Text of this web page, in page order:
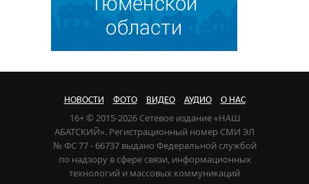
НОВОСТИ ФОТО ВИДЕО АУДИО О НАС
16+ © 2015-2026 Сетевое издание «НАШ
АБАТСКИЙ». Регистрационный номер СМИ ЭЛ
№ ФС 77 - 66737 выдано Федеральной службой
по надзору в сфере связи, информационных
технологий и массовых коммуникаций